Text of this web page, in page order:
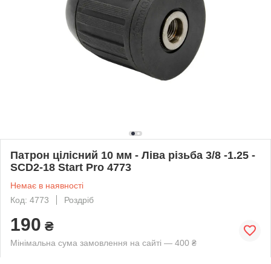
Патрон цілісний 10 мм - Ліва різьба 3/8 -1.25 -
SCD2-18 Start Pro 4773
Немає в наявності
Код: 4773
Роздріб
190 ₴
Мінімальна сума замовлення на сайті — 400 ₴